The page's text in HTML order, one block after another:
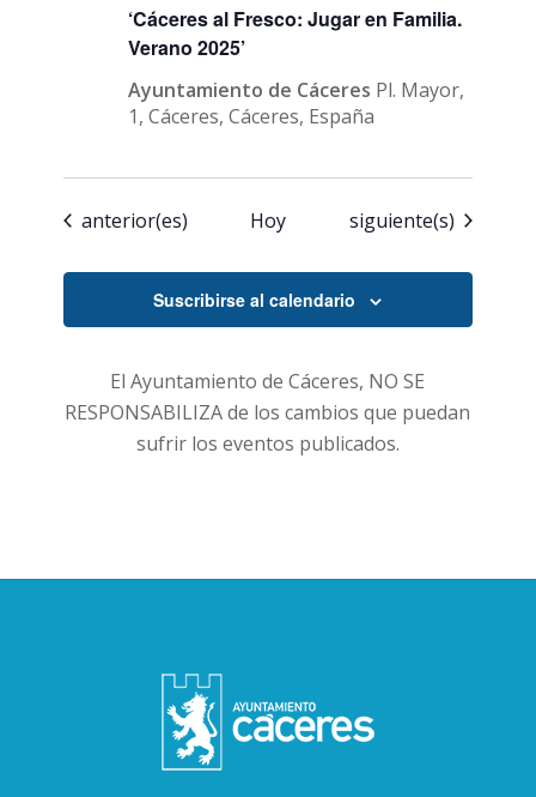
‘Cáceres al Fresco: Jugar en Familia.
Verano 2025’
Ayuntamiento de Cáceres Pl. Mayor,
1, Cáceres, Cáceres, España
Eventos
anterior(es) Hoy Eventos
siguiente(s)
Suscribirse al calendario
El Ayuntamiento de Cáceres, NO SE
RESPONSABILIZA de los cambios que puedan
sufrir los eventos publicados.